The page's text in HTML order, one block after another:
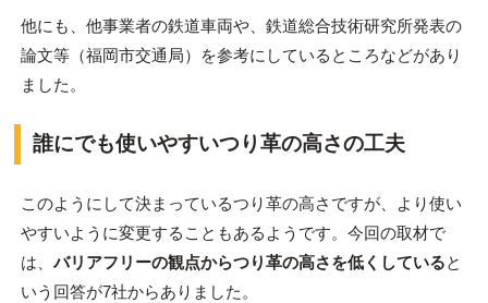
他にも、他事業者の鉄道車両や、鉄道総合技術研究所発表の
論文等（福岡市交通局）を参考にしているところなどがあり
ました。
誰にでも使いやすいつり革の高さの工夫
このようにして決まっているつり革の高さですが、より使い
やすいように変更することもあるようです。今回の取材で
は、バリアフリーの観点からつり革の高さを低くしていると
いう回答が7社からありました。